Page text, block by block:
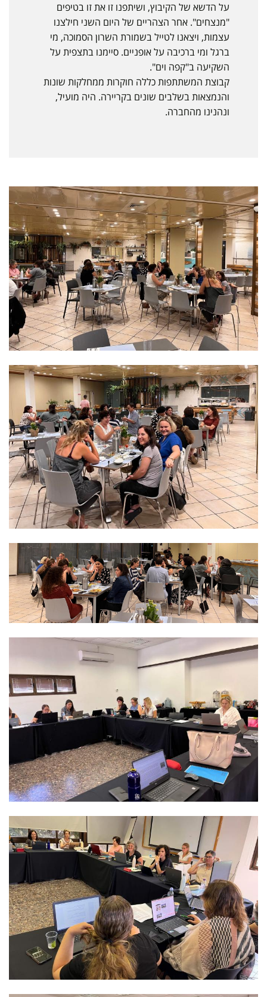
על הדשא של הקיבוץ, ושיתפנו זו את זו בטיפים
"מנצחים". אחר הצהריים של היום השני חילצנו
עצמות, ויצאנו לטייל בשמורת השרון הסמוכה, מי
ברגל ומי ברכיבה על אופניים. סיימנו בתצפית על
השקיעה ב"קפה וים".
קבוצת המשתתפות כללה חוקרות ממחלקות שונות
והנמצאות בשלבים שונים בקריירה. היה מועיל,
ונהנינו מהחברה.